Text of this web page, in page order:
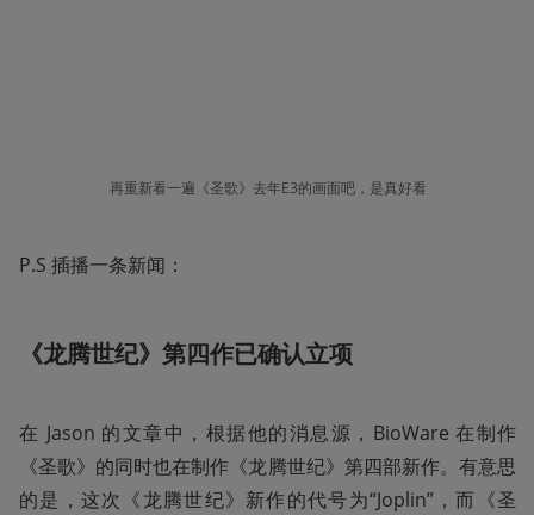
再重新看一遍《圣歌》去年E3的画面吧，是真好看
P.S 插播一条新闻：
《龙腾世纪》第四作已确认立项
在 Jason 的文章中，根据他的消息源，BioWare 在制作
《圣歌》的同时也在制作《龙腾世纪》第四部新作。有意思
的是，这次《龙腾世纪》新作的代号为“Joplin”，而《圣